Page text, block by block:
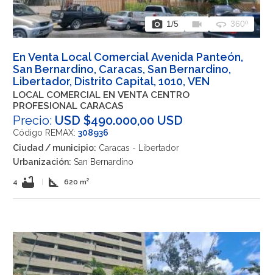
photo_camera 1/5 videocam 360 360º
En Venta Local Comercial Avenida Panteón,
San Bernardino, Caracas, San Bernardino,
Libertador, Distrito Capital, 1010, VEN
LOCAL COMERCIAL EN VENTA CENTRO
PROFESIONAL CARACAS
Precio: USD $490.000,00 USD
Código REMAX: 308936
Ciudad / municipio: Caracas - Libertador
Urbanización: San Bernardino
4 bathtub square_foot 620 m²